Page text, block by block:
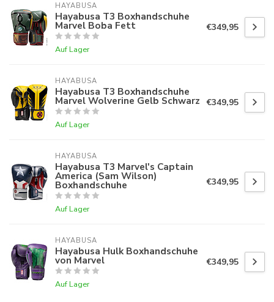
HAYABUSA
Hayabusa T3 Boxhandschuhe
Marvel Boba Fett
Auf Lager
€349,95
HAYABUSA
Hayabusa T3 Boxhandschuhe
Marvel Wolverine Gelb Schwarz
Auf Lager
€349,95
HAYABUSA
Hayabusa T3 Marvel's Captain
America (Sam Wilson)
Boxhandschuhe
Auf Lager
€349,95
HAYABUSA
Hayabusa Hulk Boxhandschuhe
von Marvel
Auf Lager
€349,95